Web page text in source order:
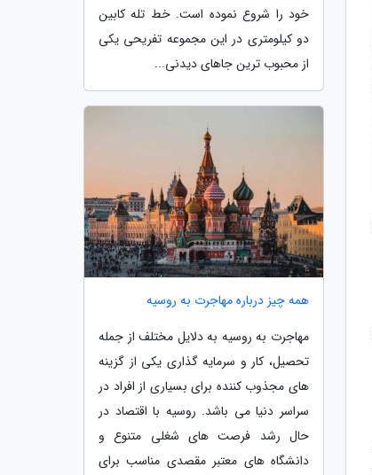
خود را شروع نموده است. خط تله کابین
دو کیلومتری در این مجموعه تفریحی یکی
از محبوب ترین جاهای دیدنی...
همه چیز درباره مهاجرت به روسیه
مهاجرت به روسیه به دلایل مختلف از جمله
تحصیل، کار و سرمایه گذاری یکی از گزینه
های مجذوب کننده برای بسیاری از افراد در
سراسر دنیا می باشد. روسیه با اقتصاد در
حال رشد فرصت های شغلی متنوع و
دانشگاه های معتبر مقصدی مناسب برای